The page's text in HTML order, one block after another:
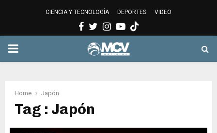
CIENCIA Y TECNOLOGÍA DEPORTES VIDEO
Facebook
Twitter
Instagram
Youtube
PRIMARY
Home Japón
Tag : Japón